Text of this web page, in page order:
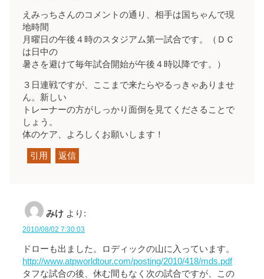
えみっちさんのコメントの通り、相手は国ちゃんで現
地時間
月曜日の午後４時のスタジアム第一試合です。（ＤＣ
は日中の
暑さを避けて毎年試合開始が午後４時以降です。）
３日連戦ですが、ここまで来たらやるっきゃありませ
ん。新しい
トレーナーの方がしっかり面倒を見てくださることで
しょう。
体のケア、よろしくお願いします！
引用 返信
みけ より:
2010/08/02 7:30:03
ドローも出ました。ロディックの山に入っています。
http://www.atpworldtour.com/posting/2010/418/mds.pdf
タフな試合の後、休む間もなく次の試合ですが、この